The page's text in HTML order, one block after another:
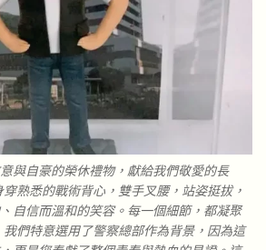
與自豪的榮休禮物，獻給我們敬愛的長
熟悉的戰術背心，雙手叉腰，站姿挺拔，
自信而溫和的笑容。每一個細節，都凝聚
們特意選用了警察總部作為背景，因為這